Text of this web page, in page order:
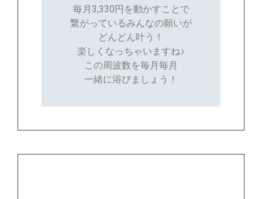
毎月3,330円を動かすことで
繋がっているみんなの願いが
どんどん叶う！
楽しくなっちゃいますね♪
この周波数を毎月毎月
一緒に浴びましょう！